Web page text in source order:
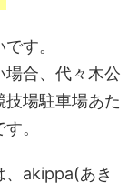
す。
場合、代々木公
場駐車場あた
。
、akippa(あき